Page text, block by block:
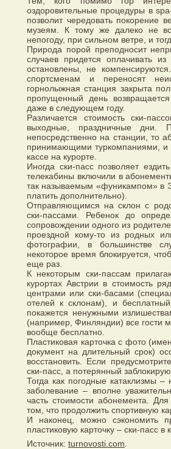
оздоровительные процедуры в
позволит чередовать покорение
музеям. К тому же далеко не
непогоду, при сильном ветре, и
Природа порой преподносит
случаев придется оплачивать
остановлены, не
спортсменам и переносят
горнолыжная станция закрыта
пропущенный день
даже в следующем году.
Различается стоимость ски-
выходные, праздничные
непосредственно на станции, то
принимающими туркомпаниями, и
кассе на курорте.
Иногда ски-пасс позволяет
телекабины включили в
так называемым «фуникампом» в
платить дополнительно).
Отправляющимся на склон с
ски-пассами. Ребенок до
сопровождении одного из
проездной кому-то из родных
фотографии, в большинстве
некоторое время блокируется,
еще раз.
К некоторым ски-пассам
курортах Австрии в стоимость
центрами или ски-басами
отелей к склонам), и
покажется ненужными
(например, Финляндии) все гости
вообще бесплатно.
Пластиковая карточка с фото
документ на длительный срок)
восстановить. Если
ски-пасс, а потерянный
Тогда как погодные катаклизмы
заболевание – вполне
часть стоимости абонемента.
том, что продолжить спортивную
И наконец, можно сэкономить
пластиковую карточку – ски-пасс в
Источник: turnovosti.com